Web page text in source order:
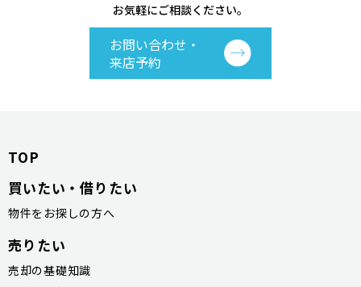
お気軽にご相談ください。
お問い合わせ・
来店予約
TOP
買いたい・借りたい
物件をお探しの方へ
売りたい
売却の基礎知識